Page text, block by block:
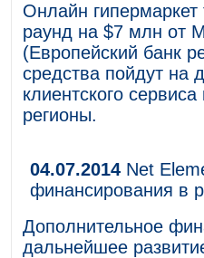
Онлайн
раунд на $7 млн от
(Европейский банк
средства пойдут на
клиентского
регионы.
04.07.2014 Net
финансирования в
Дополнительное
дальнейшее